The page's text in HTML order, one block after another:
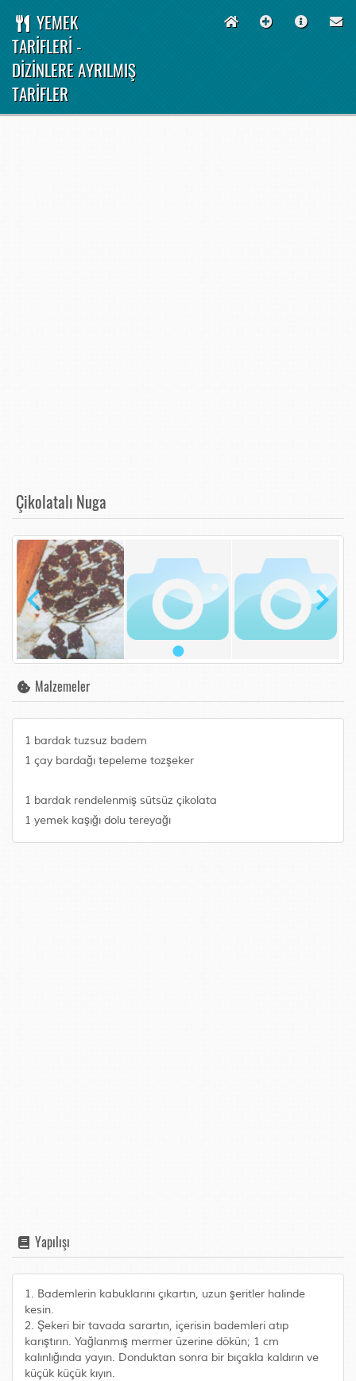
YEMEK
TARİFLERİ -
DİZİNLERE AYRILMIŞ
TARİFLER
Çikolatalı Nuga
Malzemeler
1 bardak tuzsuz badem
1 çay bardağı tepeleme tozşeker
1 bardak rendelenmiş sütsüz çikolata
1 yemek kaşığı dolu tereyağı
Yapılışı
1. Bademlerin kabuklarını çıkartın, uzun şeritler halinde
kesin.
2. Şekeri bir tavada sarartın, içerisin bademleri atıp
karıştırın. Yağlanmış mermer üzerine dökün; 1 cm
kalınlığında yayın. Donduktan sonra bir bıçakla kaldırın ve
küçük küçük kıyın.